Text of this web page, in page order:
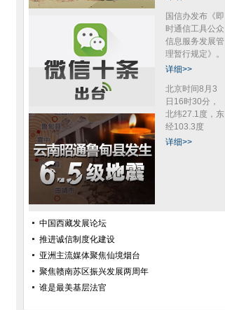
高速安徽芜湖段3车相撞3车
国信办发布《即
时通信工具公众
信息服务发展管
理暂行规定》。
详细>>
北京时间8月3
日16时30分，
北纬27.1度，东
经103.3度
详细>>
中国西藏发展论坛
推进诚信制度化建设
亚洲主流媒体聚焦仙境烟台
聚焦赣南苏区振兴发展两周年
谁是最美基层法官